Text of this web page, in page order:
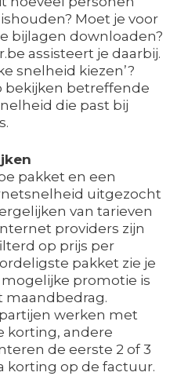
Moet je voor
bijlagen downloaden?
assisteert je daarbij.
snelheid kiezen’?
bekijken betreffende
die past bij
pakket en een
uitgezocht
van tarieven
providers zijn
op prijs per
pakket zie je
mogelijke promotie is
maandbedrag.
werken met
korting, andere
de eerste 2 of 3
korting op de factuur.